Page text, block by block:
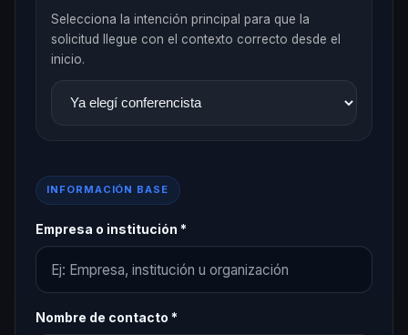
Selecciona la intención principal para que la
solicitud llegue con el contexto correcto desde el
inicio.
INFORMACIÓN BASE
Empresa o institución *
Nombre de contacto *